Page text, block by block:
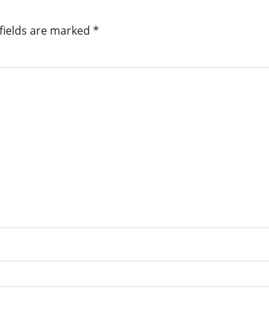
are marked *